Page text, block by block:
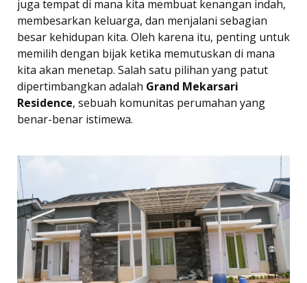
juga tempat di mana kita membuat kenangan indah,
membesarkan keluarga, dan menjalani sebagian
besar kehidupan kita. Oleh karena itu, penting untuk
memilih dengan bijak ketika memutuskan di mana
kita akan menetap. Salah satu pilihan yang patut
dipertimbangkan adalah Grand Mekarsari
Residence, sebuah komunitas perumahan yang
benar-benar istimewa.